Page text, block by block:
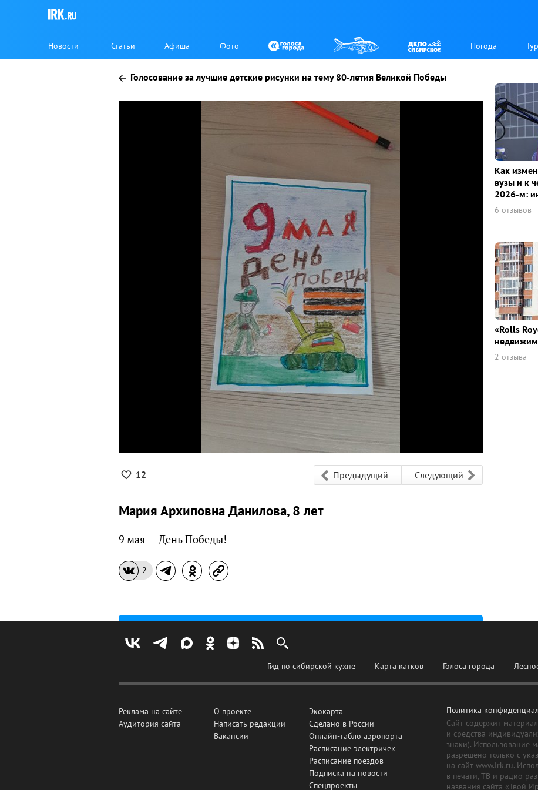
Новости Статьи Афиша Фото Погода
Голосование за лучшие детские рисунки на тему 80-летия Великой Победы
12 Предыдущий Следующий
Мария Архиповна Данилова, 8 лет
9 мая — День Победы!
2
Как
вузы и к
2026-м:
6 отзывов
«Rolls
2 отзыва
Гид по сибирской кухне Карта катков Голоса города
Реклама на сайте
Аудитория сайта
О проекте
Написать редакции
Вакансии
Экокарта
Сделано в России
Онлайн-табло аэропорта
Расписание электричек
Расписание поездов
Подписка на новости
Спецпроекты
Политика
Сайт содержит
и средства
знаки). Использование
разрешено только с
на сайт www.irk.ru.
в печати, ТВ и радио
названия сайта «Твой